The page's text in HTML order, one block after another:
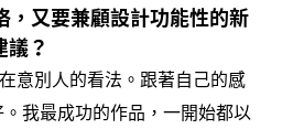
， 又要兼顧設計功能性的新
議？
意別人的看法。跟著自己的感
我最成功的作品 ， 一開始都以